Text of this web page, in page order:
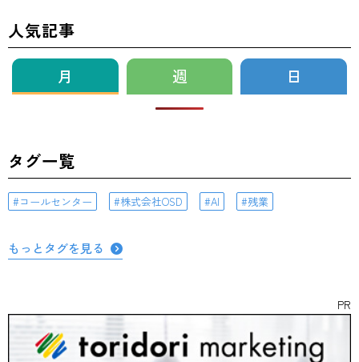
人気記事
月 週 日
タグ一覧
コールセンター 株式会社OSD AI 残業
もっとタグを見る
PR